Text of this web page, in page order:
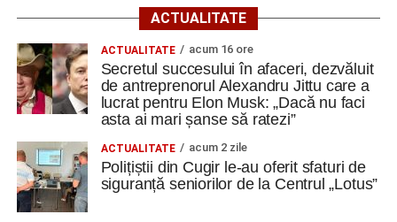
WhatsApp Twitter
Ultimele știri din Cugir
Cum și-a construit un informatician din Cugir propria
mașină solară. Vehiculul a ajuns și la o expoziție din
Trei profesori ai Colegiului Național „David Prodan”
Cugir și-au perfecționat competențele prin
mobilități Erasmus+ în Croația
ACTUALITATE
ACTUALITATE acum 16 ore
Secretul succesului în afaceri, dezvăluit
de antreprenorul Alexandru Jittu care a
lucrat pentru Elon Musk: „Dacă nu faci
asta ai mari șanse să ratezi”
ACTUALITATE acum 2 zile
Polițiștii din Cugir le-au oferit sfaturi de
siguranță seniorilor de la Centrul „Lotus”